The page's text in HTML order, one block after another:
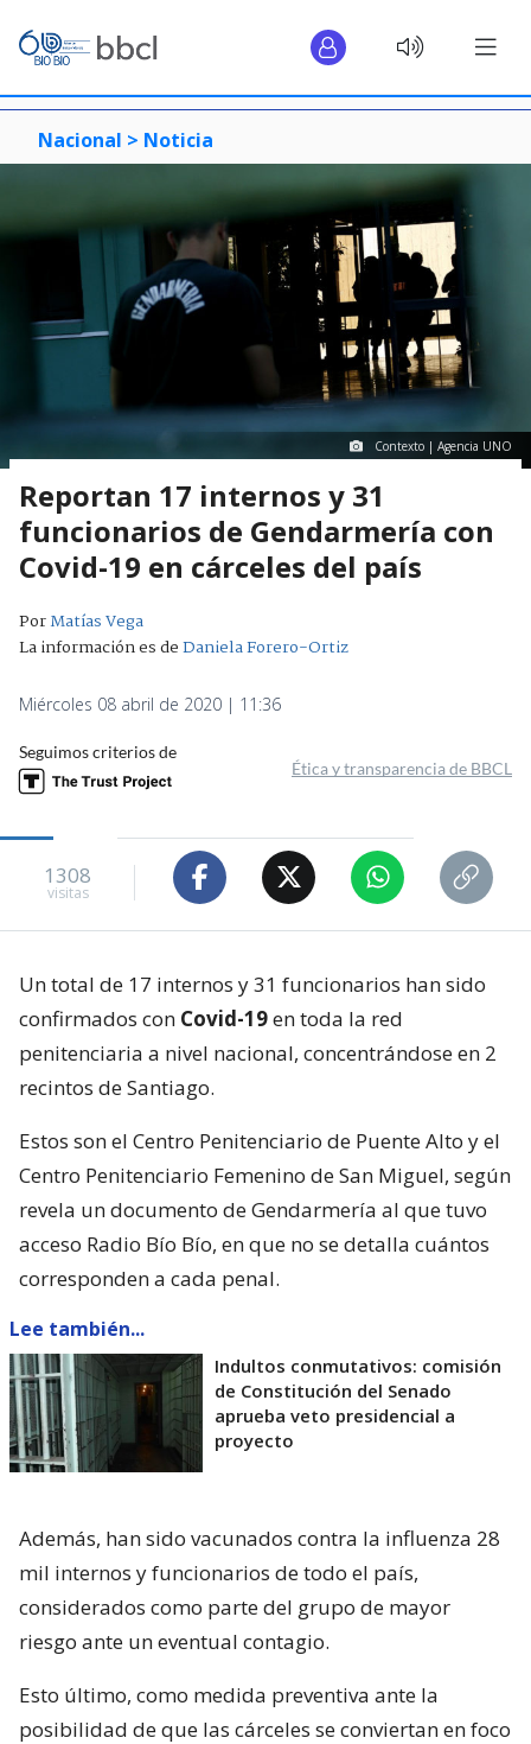
Nacional > Noticia
Contexto | Agencia UNO
Reportan 17 internos y 31
funcionarios de Gendarmería con
Covid-19 en cárceles del país
PorMatías Vega
La información es deDaniela Forero-Ortiz
Miércoles 08 abril de 2020 | 11:36
Seguimos criterios de
Ética y transparencia de BBCL
1308
visitas
Un total de 17 internos y 31 funcionarios han sido
confirmados con Covid-19en toda la red
penitenciaria a nivel nacional, concentrándose en 2
recintos de Santiago.
Estos son el Centro Penitenciario de Puente Alto y el
Centro Penitenciario Femenino de San Miguel, según
revela un documento de Gendarmería al que tuvo
acceso Radio Bío Bío, en que no se detalla cuántos
corresponden a cada penal.
Lee también...
Indultos conmutativos: comisión
de Constitución del Senado
aprueba veto presidencial a
proyecto
Además, han sido vacunados contra la influenza 28
mil internos y funcionarios de todo el país,
considerados como parte del grupo de mayor
riesgo ante un eventual contagio.
Esto último, como medida preventiva ante la
posibilidad de que las cárceles se conviertan en foco